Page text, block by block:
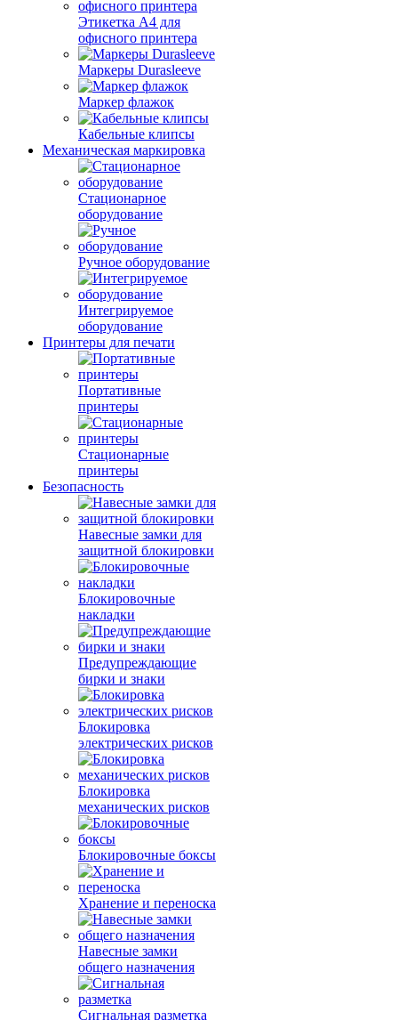
Этикетка А4 для
офисного принтера
Маркеры Durasleeve
Маркер флажок
Кабельные клипсы
Механическая маркировка
Стационарное
оборудование
Ручное оборудование
Интегрируемое
оборудование
Принтеры для печати
Портативные
принтеры
Стационарные
принтеры
Безопасность
Навесные замки для
защитной блокировки
Блокировочные
накладки
Предупреждающие
бирки и знаки
Блокировка
электрических рисков
Блокировка
механических рисков
Блокировочные боксы
Хранение и переноска
Навесные замки
общего назначения
Сигнальная разметка